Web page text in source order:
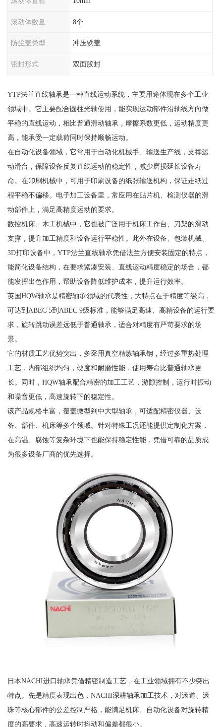
滚动体数量 8个
防尘盖类型 冲压铁盖
密封形式 双面胶封
YTP法兰直线轴承是一种直线运动系统，主要用途体现在多个工业
领域中。它主要配合圆柱光轴使用，能实现运动部件沿轴线方向做
平稳的直线运动，相比普通滑动轴承，摩擦系数更低，运动精度更
高，能承受一定载荷同时保持顺畅运动。
在自动化设备领域，它常用于自动化机械手、输送生产线，支撑运
动滑台，保障设备反复直线运动的稳定性，减少磨损延长设备寿
命。在印刷机械中，可用于印刷设备的纸张输送机构，保证走纸过
程平稳不偏移。电子加工设备里，常应用在贴片机、检测仪器的滑
动部件上，满足高精度运动的要求。
数控机床、木工机械中，它也被广泛用于机床工作台、刀架的滑动
支撑，提升加工精度和设备运行平稳性。此外在设备、包装机械、
3D打印设备中，YTP法兰直线轴承凭借法兰方便安装固定的特点，
能简化设备结构，在要求紧凑安装、直线运动精度稳定的场合，都
能发挥出色作用，帮助设备降低维护成本，提升运行效率。
英国HQW轴承是精密轴承领域的代表性，大特点在于精度等级高，
可达到ABEC 5到ABEC 9级标准，能够满足高速、高精设备的运行要
求，旋转跳动误差远低于普通轴承，适合对精度有严苛要求的场
景。
它的材质工艺优势突出，多采用真空精炼轴承钢，经过多重热处理
工艺，内部组织均匀，硬度和耐磨性能，使用寿命比普通轴承更
长。同时，HQW轴承配合精密的加工工艺，游隙控制，运行时振动
和噪音更低，高速旋转下的稳定性。
该产品规格丰富，覆盖微型到中大型轴承，可适配精密仪器、设
备、部件、机床等多个领域。针对特殊工况还能提供定制化方案，
在高温、腐蚀等复杂环境下也能保持稳定性能，凭借可靠的品质成
为很多设备厂商的优先选择。
日本NACHI进口轴承凭借精密制造工艺，在工业领域拥有不少突出
特点。先是精度表现出色，NACHI深耕轴承加工技术，对滚道、滚
珠等核心部件的公差控制严格，能满足机床、自动化设备对旋转精
度的高要求，高速运转时抖动和偏差都很小。